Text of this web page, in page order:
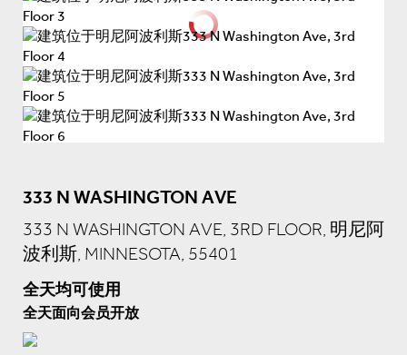
333 N WASHINGTON AVE
333 N WASHINGTON AVE, 3RD FLOOR, 明尼阿
波利斯, MINNESOTA, 55401
全天均可使用
全天面向会员开放